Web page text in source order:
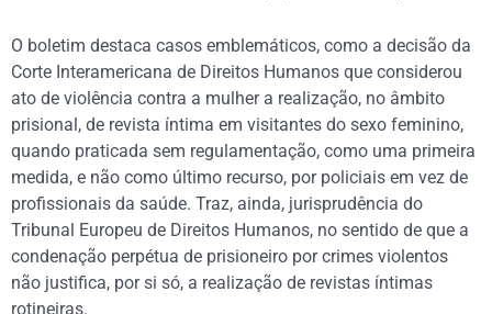
O boletim destaca casos emblemáticos, como a decisão da
Corte Interamericana de Direitos Humanos que considerou
ato de violência contra a mulher a realização, no âmbito
prisional, de revista íntima em visitantes do sexo feminino,
quando praticada sem regulamentação, como uma primeira
medida, e não como último recurso, por policiais em vez de
profissionais da saúde. Traz, ainda, jurisprudência do
Tribunal Europeu de Direitos Humanos, no sentido de que a
condenação perpétua de prisioneiro por crimes violentos
não justifica, por si só, a realização de revistas íntimas
rotineiras.